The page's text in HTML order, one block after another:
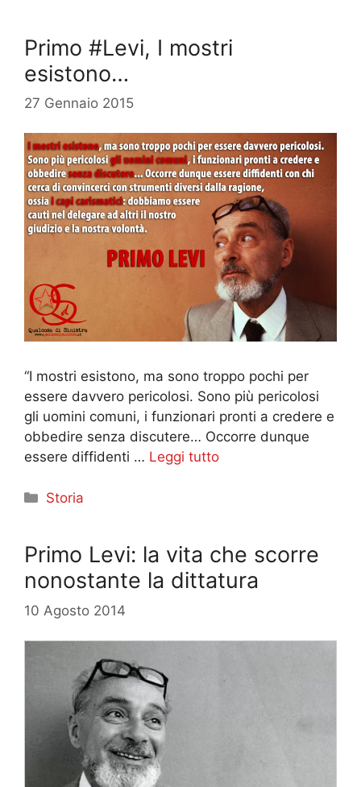
Primo #Levi, I mostri
esistono…
27 Gennaio 2015
“I mostri esistono, ma sono troppo pochi per
essere davvero pericolosi. Sono più pericolosi
gli uomini comuni, i funzionari pronti a credere e
obbedire senza discutere… Occorre dunque
essere diffidenti … Leggi tutto
Categorie
Storia
Primo Levi: la vita che scorre
nonostante la dittatura
10 Agosto 2014